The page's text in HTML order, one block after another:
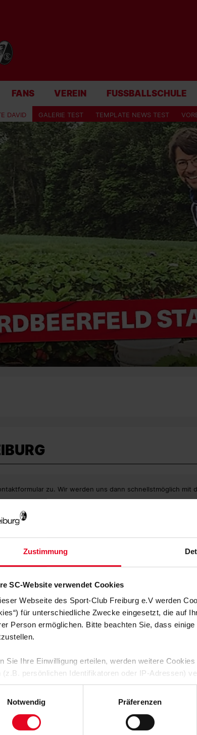
Zustimmung
SC-Website verwendet Cookies
Webseite des Sport-Club Freiburg e.V werden
für unterschiedliche Zwecke eingesetzt, die auf
Person ermöglichen. Bitte beachten Sie, dass
Sie Ihre Einwilligung erteilen, werden weitere
(z.B. persönlichen Identifikatoren oder IP-Adressen)
Button stimmen Sie der Speicherung aller
Daten für die unten jeweils
Sie „Notwendige Cookies“ auswählen, werden nur
Notwendig
Präferenzen
FANS VEREIN FUSSBALLSCHULE
DAVID GALERIE TEST TEMPLATE NEWS TEST
zu. Wir werden uns dann schnellstmöglich mit